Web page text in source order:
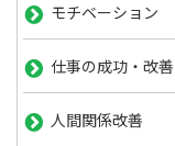
モチベーション
仕事の成功・改善
人間関係改善